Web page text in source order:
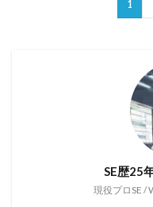
1
SE歴25
現役プロSE /